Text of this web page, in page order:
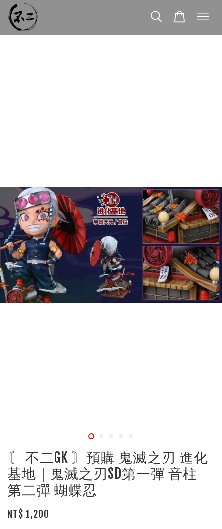
〘 不二GK 〙預購 鬼滅之刃 進化
基地｜鬼滅之刃SD第一彈 音柱
第二彈 蝴蝶忍
NT$ 1,200